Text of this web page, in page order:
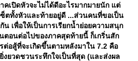
คเปิดหัวจะไม่ได้ดีอะไรมากมายนัก แต่
ตทั้งหัวและท้ายอยู่ดี ...ส่วนคนที่ขอเป็น
เพื่อให้เป็นการเรียกน้ำย่อยความสนุก
ตอนต่อไปของภาคสุดท้ายนี้ ก็เกริ่นสัก
ต่อสู้ที่จะเกิดขึ้นตามหลังมาใน 7.2 คือ
ยวดชวนระทึกใจเป็นที่สุด (และส่งผล